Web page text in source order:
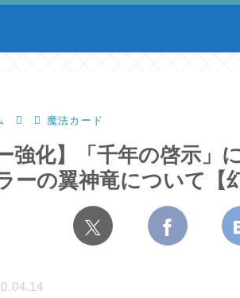
魔法カード
強化】「千年の啓示」
ーの翼神竜について【